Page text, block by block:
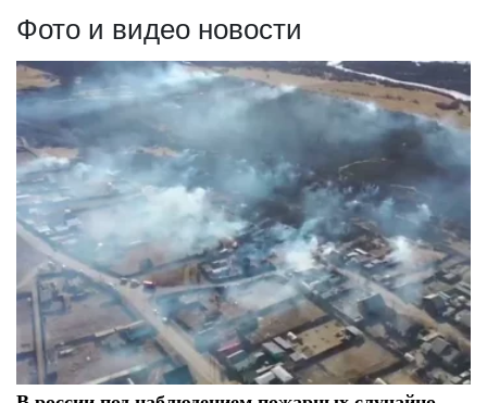
Фото и видео новости